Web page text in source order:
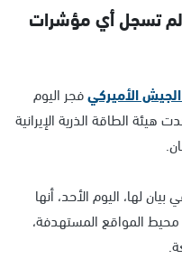
لم تسجل أي مؤشرات
الجيش الأميركيفجر اليوم
هيئة الطاقة الذرية الإيرانية
لها، اليوم الأحد، أنها
المواقع المستهدفة،